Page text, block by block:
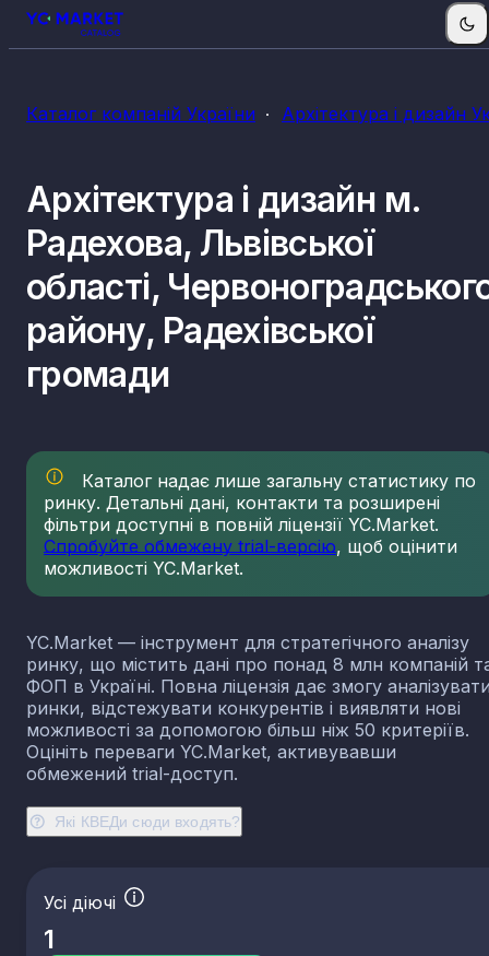
Каталог компаній України Архітектура і дизайн
Які КВЕДи сюди входять?
Архітектура і дизайн м.
Радехова, Львівської
області,
району, Радехівської
громади
Каталог надає лише загальну статистику по
ринку. Детальні дані, контакти та розширені
фільтри доступні в повній ліцензії YC.Market.
Спробуйте обмежену trial-версію, щоб оцінити
можливості YC.Market.
YC.Market — інструмент для стратегічного аналізу
ринку, що містить дані про понад 8 млн компаній
ФОП в Україні. Повна ліцензія дає змогу
ринки, відстежувати конкурентів і виявляти нові
можливості за допомогою більш ніж 50 критеріїв.
Оцініть переваги YC.Market, активувавши
обмежений trial-доступ.
Усі діючі
1
КВЕДи архітектури і дизайну